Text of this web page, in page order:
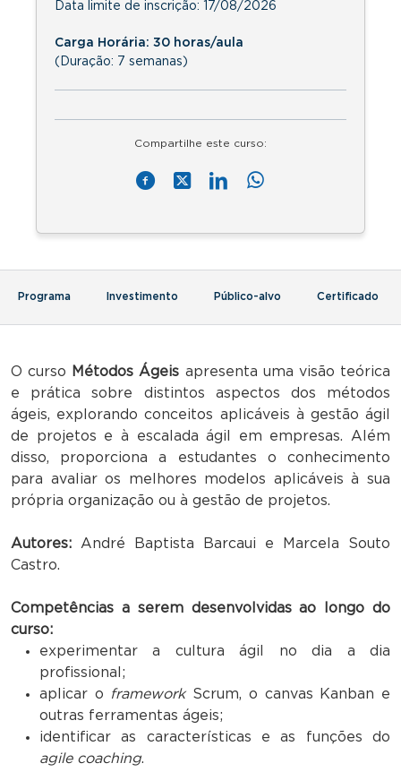
Data limite de inscrição: 17/08/2026
Carga Horária: 30 horas/aula
(Duração: 7 semanas)
Compartilhe este curso:
Programa Investimento Público-alvo Certificado
O curso Métodos Ágeis apresenta uma visão teórica
e prática sobre distintos aspectos dos métodos
ágeis, explorando conceitos aplicáveis à gestão ágil
de projetos e à escalada ágil em empresas. Além
disso, proporciona a estudantes o conhecimento
para avaliar os melhores modelos aplicáveis à sua
própria organização ou à gestão de projetos.
Autores: André Baptista Barcaui e Marcela Souto
Castro.
Competências a serem desenvolvidas ao longo do
curso:
experimentar a cultura ágil no dia a dia
profissional;
aplicar o frameworkScrum, o canvas Kanban e
outras ferramentas ágeis;
identificar as características e as funções do
agile coaching.